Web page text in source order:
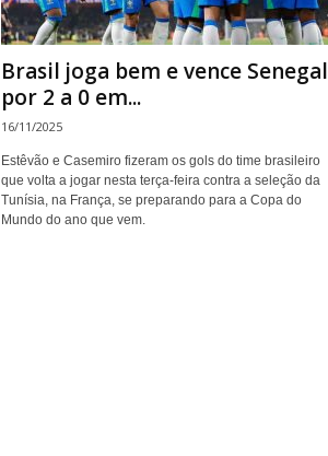
Brasil joga bem e vence Senegal
por 2 a 0 em...
16/11/2025
Estêvão e Casemiro fizeram os gols do time brasileiro
que volta a jogar nesta terça-feira contra a seleção da
Tunísia, na França, se preparando para a Copa do
Mundo do ano que vem.